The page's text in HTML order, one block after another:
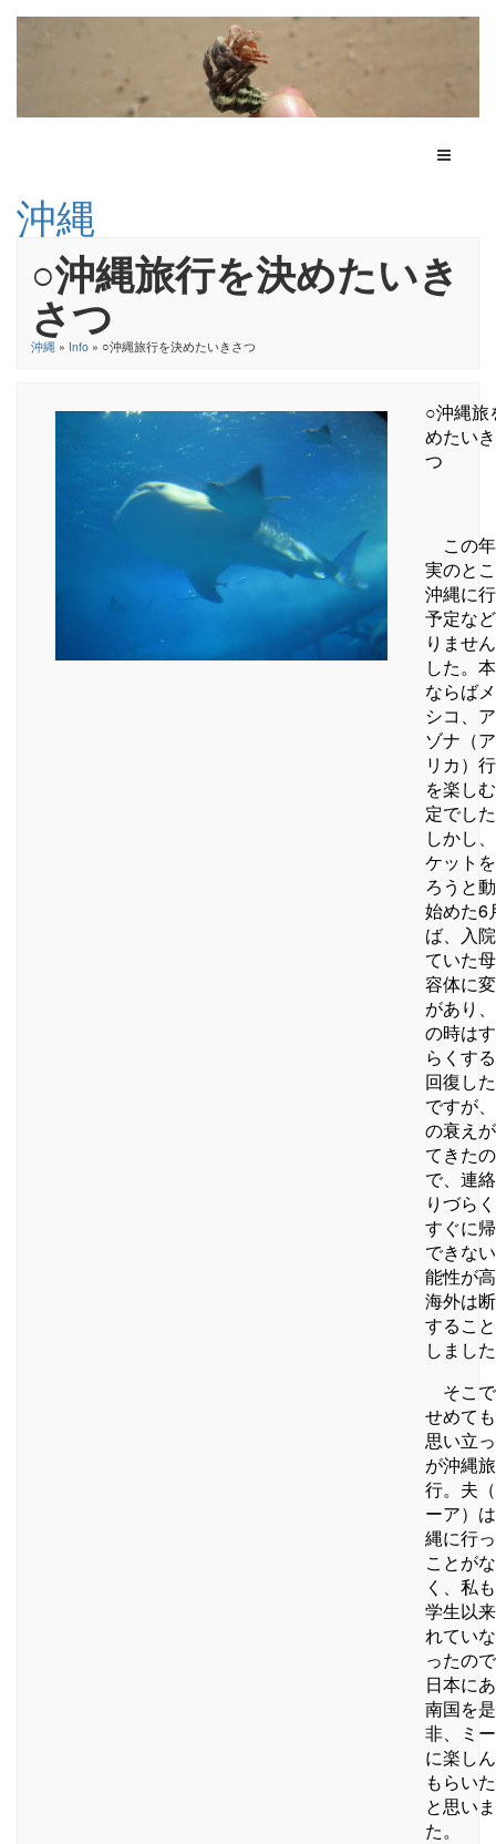
Toggle
沖縄
○沖縄旅行を決めたいき
さつ
沖縄 » Info » ○沖縄旅行を決めたいきさつ
○沖縄旅
めたい
つ
この
実のと
沖縄に
予定な
りませ
した。
ならば
シコ、
ゾナ（
リカ）
を楽し
定でし
しかし
ケット
ろうと
始めた6
ば、入
ていた
容体に
があり
の時は
らくす
回復し
ですが
の衰え
てきたの
で、連
りづら
すぐに
できな
能性が
海外は
するこ
しまし
そこ
せめて
思い立
が沖縄旅
行。夫
ーア）
縄に行
ことがな
く、私
学生以
れてい
ったの
日本に
南国を是
非、ミ
に楽し
もらい
と思い
た。